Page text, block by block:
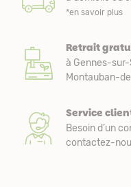
*en savoir plus
Retrait
à Gennes-
Montauban-
Service
Besoin d’un
contactez-